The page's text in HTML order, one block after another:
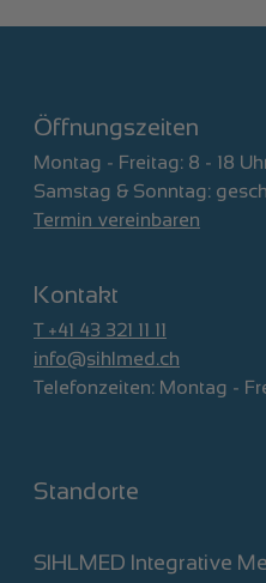
Öffnungszeiten
Montag - Freitag: 8 - 18
Samstag & Sonntag:
Termin vereinbaren
Kontakt
T +41 43 321 11 11
info@sihlmed.ch
Telefonzeiten: Montag -
Standorte
SIHLMED Integrative